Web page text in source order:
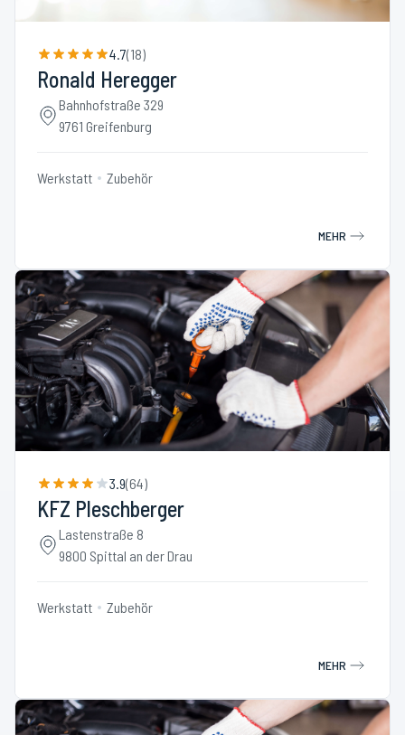
4.7(18)
Ronald Heregger
Bahnhofstraße 329
9761 Greifenburg
Werkstatt Zubehör
MEHR
3.9(64)
KFZ Pleschberger
Lastenstraße 8
9800 Spittal an der Drau
Werkstatt Zubehör
MEHR